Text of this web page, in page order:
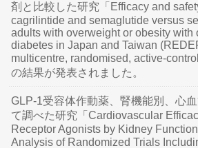
剤と比較した研究「Efficacy and
cagrilintide and semaglutide versus
adults with overweight or obesity with
diabetes in Japan and Taiwan
multicentre, randomised, active-
の結果が発表されました。
GLP-1受容体作動薬、腎機能別、心
て調べた研究「Cardiovascular
Receptor Agonists by Kidney
Analysis of Randomized Trials